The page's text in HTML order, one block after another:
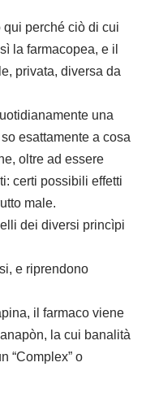
qui perché ciò di cui
la farmacopea, e il
privata, diversa da
una
esattamente a cosa
oltre ad essere
certi possibili effetti
male.
dei diversi princìpi
e riprendono
il farmaco viene
la cui banalità
“Complex” o